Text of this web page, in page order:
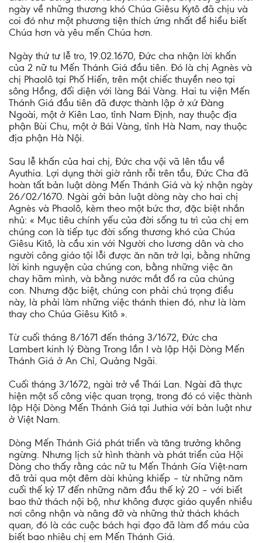
ngày về những thương khó Chúa Giêsu Kytô đã chịu và
coi đó như một phương tiện thích ứng nhất để hiểu biết
Chúa hơn và yêu mến Chúa hơn.
Ngày thứ tư lễ tro, 19.02.1670, Ðức cha nhận lời khấn
của 2 nữ tu Mến Thánh Giá đầu tiên. Ðó là chị Agnès và
chị Phaolô tại Phố Hiến, trên một chiếc thuyền neo tại
sông Hồng, đối diện với làng Bái Vàng. Hai tu viện Mến
Thánh Giá đầu tiên đã được thành lập ở xứ Ðàng
Ngoài, một ở Kiên Lao, tỉnh Nam Ðịnh, nay thuộc địa
phận Bùi Chu, một ở Bái Vàng, tỉnh Hà Nam, nay thuộc
địa phận Hà Nội.
Sau lễ khấn của hai chị, Ðức cha vội vã lên tầu về
Ayuthia. Lợi dụng thời giờ rảnh rỗi trên tầu, Ðức Cha đã
hoàn tất bản luật dòng Mến Thánh Giá và ký nhận ngày
26/02/1670. Ngài gởi bản luật dòng này cho hai chị
Agnès và Phaolô, kèm theo một bức thơ, đặc biệt nhắn
nhủ: « Mục tiêu chính yếu của đời sống tu trì của chị em
chúng con là tiếp tục đời sống thương khó của Chúa
Giêsu Kitô, là cầu xin với Người cho lương dân và cho
người công giáo tội lỗi được ăn năn trở lại, bằng những
lời kinh nguyện của chúng con, bằng những việc ăn
chay hãm mình, và bằng nước mắt đổ ra của chúng
con. Nhưng đặc biệt, chúng con phải chú trọng điều
này, là phải làm những việc thánh thien đó, như là làm
thay cho Chúa Giêsu Kitô ».
Từ cuối tháng 8/1671 đến tháng 3/1672, Ðức cha
Lambert kinh lý Đàng Trong lần I và lập Hội Dòng Mến
Thánh Giá ở An Chỉ, Quảng Ngãi.
Cuối tháng 3/1672, ngài trở về Thái Lan. Ngài đã thực
hiện một số công việc quan trọng, trong đó có việc thành
lập Hội Dòng Mến Thánh Giá tại Juthia với bản luật như
ở Việt Nam.
Dòng Mến Thánh Giá phát triển và tăng trưởng không
ngừng. Nhưng lịch sử hình thành và phát triển của Hội
Dòng cho thấy rằng các nữ tu Mến Thánh Gía Việt-nam
đã trải qua một đêm dài khủng khiếp – từ những năm
cuối thế kỷ 17 đến những năm đầu thế kỷ 20 – với biết
bao thử thách nội bộ, như không được giáo quyền nhiều
nơi công nhận và nâng đỡ và những thử thách khách
quan, đó là các cuộc bách hại đạo đã làm đổ máu của
biết bao nhiêu chị em Mến Thánh Giá.